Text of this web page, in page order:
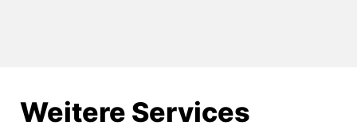
Weitere Services